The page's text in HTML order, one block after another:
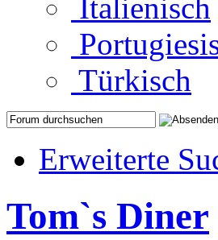
Italienisch
Türkisch
Erweiterte
Tom`s Diner